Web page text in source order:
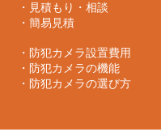
・ 見積もり・相談
・ 簡易見積
・ 防犯カメラ設置費用
・ 防犯カメラの機能
・ 防犯カメラの選び方